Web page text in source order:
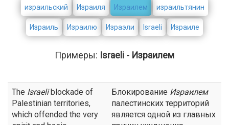
израильский Израиля Израилем израильтянин
Израиль Израилю Израэли Israeli Израиле
Примеры: Israeli - Израилем
The Israeliblockade of
Palestinian territories,
which offended the very
Блокирование Израилем
палестинских территорий
является одной из главных